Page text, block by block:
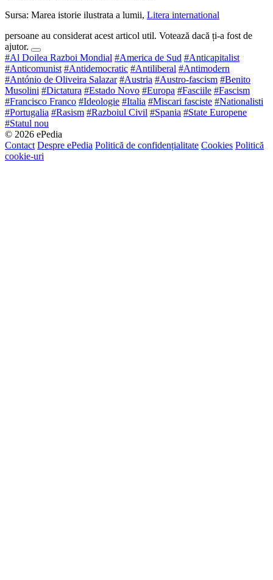
Sursa: Marea istorie ilustrata a lumii, Litera international
persoane au considerat acest articol util. Votează dacă ți-a fost de
ajutor.
#Al Doilea Razboi Mondial #America de Sud #Anticapitalist
#Anticomunist #Antidemocratic #Antiliberal #Antimodern
#António de Oliveira Salazar #Austria #Austro-fascism #Benito
Musolini #Dictatura #Estado Novo #Europa #Fasciile #Fascism
#Francisco Franco #Ideologie #Italia #Miscari fasciste #Nationalisti
#Portugalia #Rasism #Razboiul Civil #Spania #State Europene
#Statul nou
© 2026 ePedia
Contact Despre ePedia Politică de confidențialitate Cookies Politică
cookie-uri